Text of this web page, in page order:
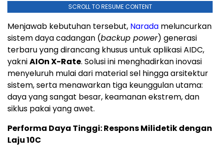
SCROLL TO RESUME CONTENT
Menjawab kebutuhan tersebut, Narada meluncurkan
sistem daya cadangan (backup power) generasi
terbaru yang dirancang khusus untuk aplikasi AIDC,
yakniAIOn X-Rate. Solusi ini menghadirkan inovasi
menyeluruh mulai dari material sel hingga arsitektur
sistem, serta menawarkan tiga keunggulan utama:
daya yang sangat besar, keamanan ekstrem, dan
siklus pakai yang awet.
Performa Daya Tinggi: Respons Milidetik dengan
Laju 10C